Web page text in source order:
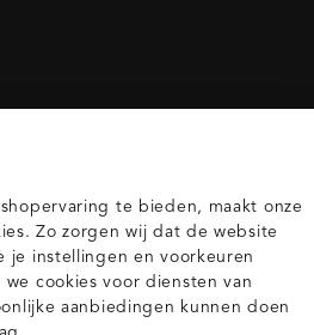
te bieden, maakt onze
Zo zorgen wij dat de website
je instellingen en voorkeuren
cookies voor diensten van
aanbiedingen kunnen doen